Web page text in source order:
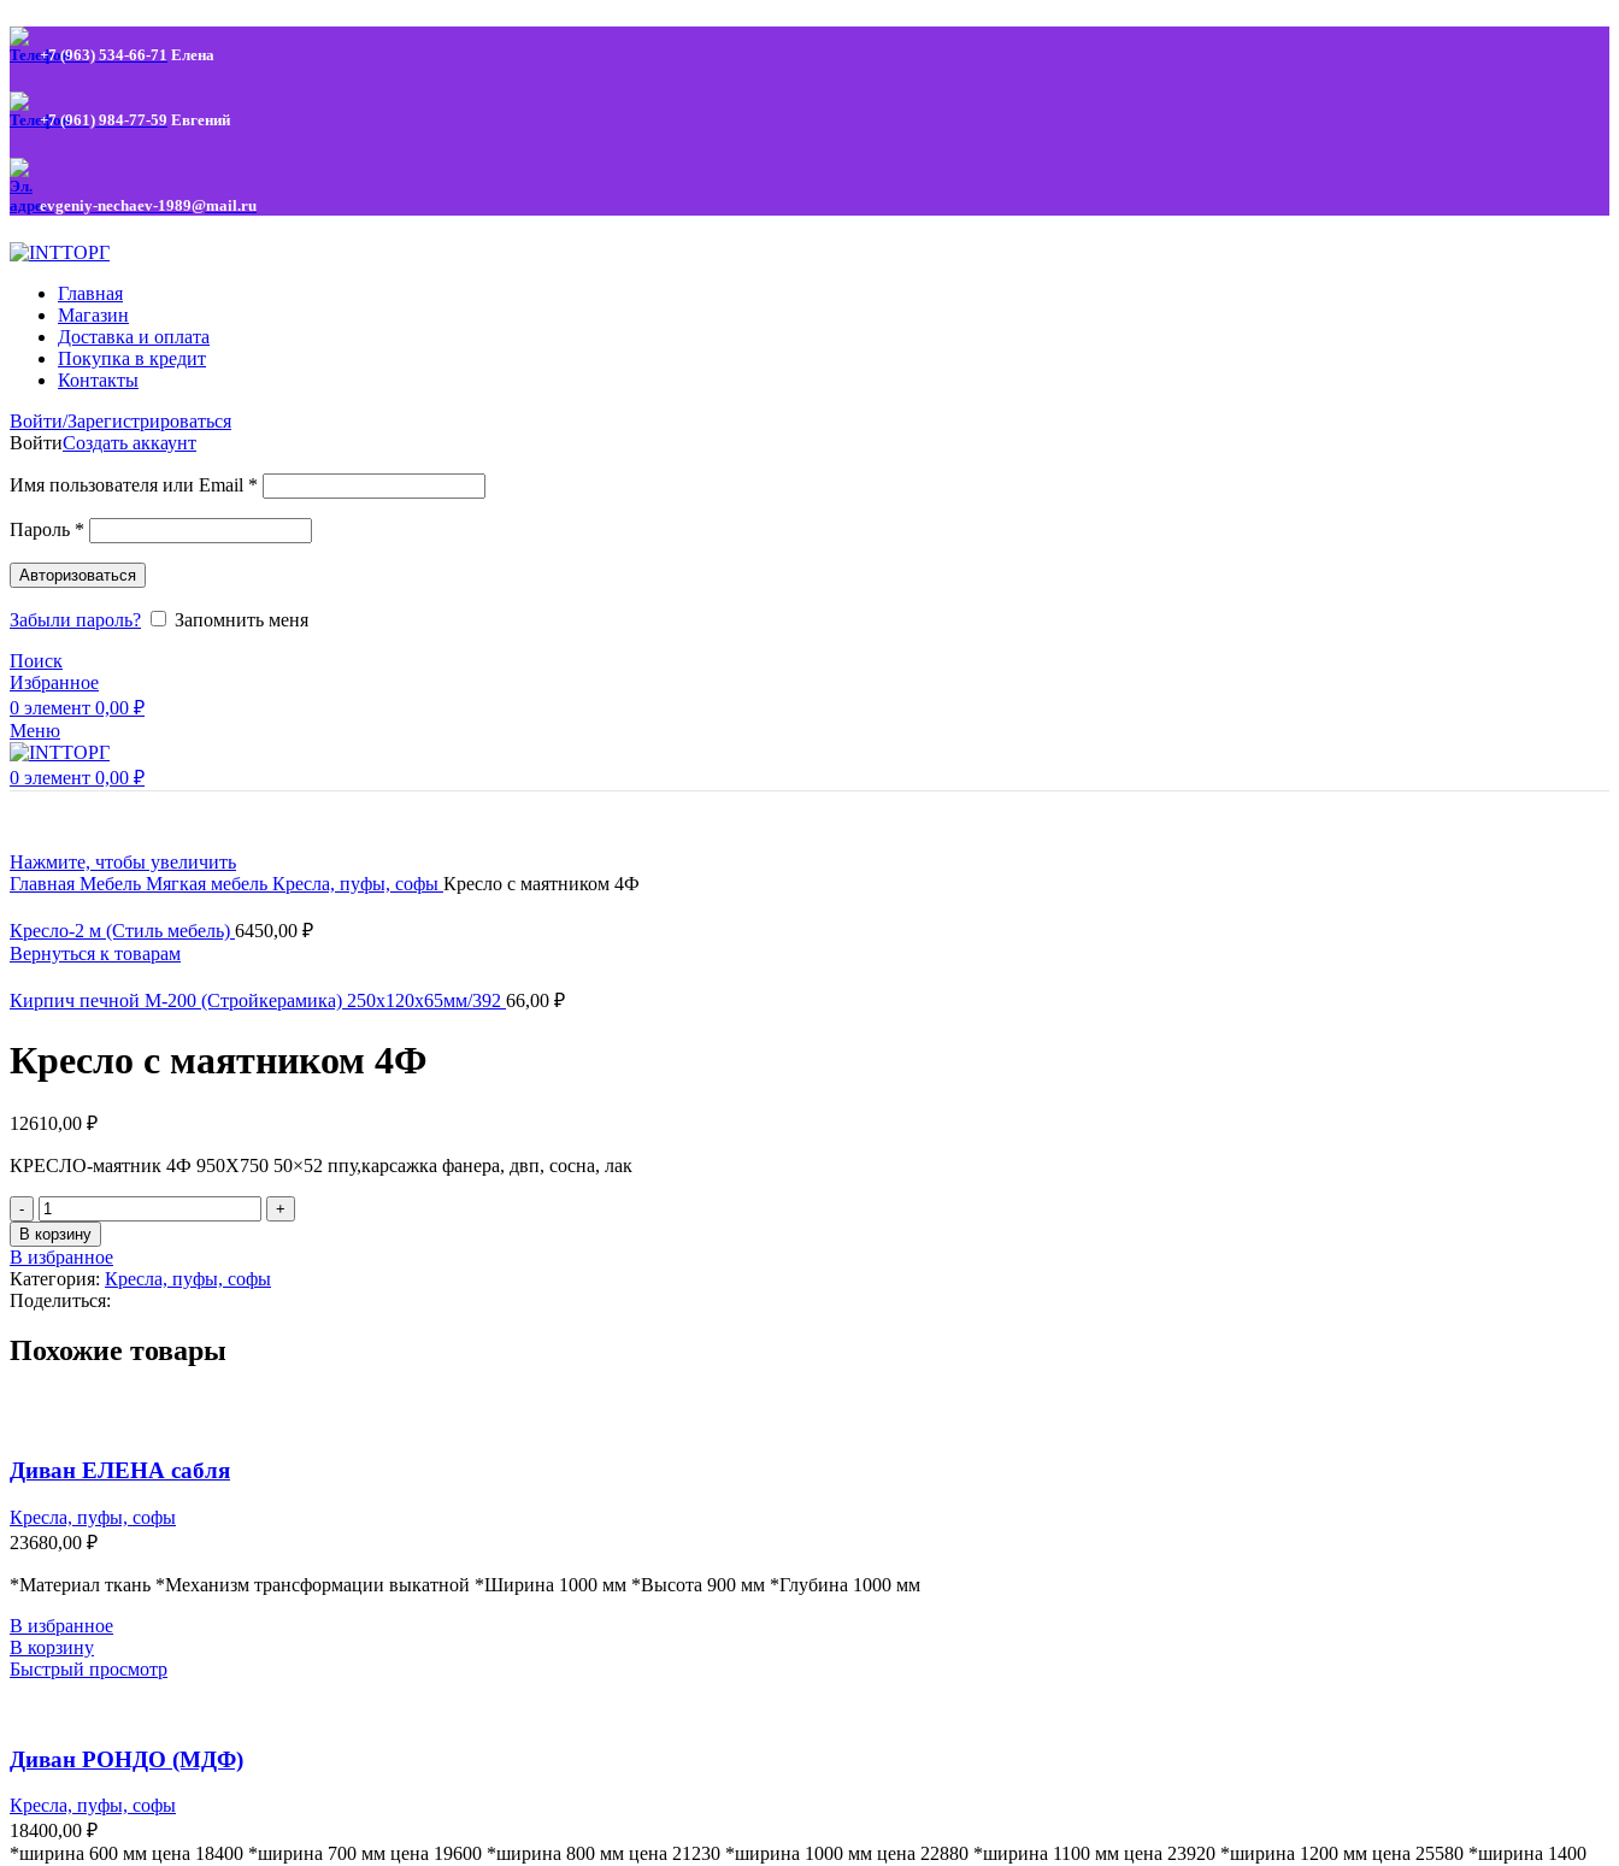
+7 (963) 534-66-71 Елена
+7 (961) 984-77-59 Евгений
evgeniy-nechaev-1989@mail.ru
Главная
Магазин
Доставка и оплата
Покупка в кредит
Контакты
Войти/Зарегистрироваться
ВойтиСоздать аккаунт
Имя пользователя или Email *
Пароль *
Авторизоваться
Забыли пароль?
Запомнить меня
Поиск
Избранное
0 элемент 0,00 ₽
Меню
0 элемент 0,00 ₽
Нажмите, чтобы увеличить
Главная Мебель Мягкая мебель Кресла, пуфы, софы Кресло с маятником 4Ф
Кресло-2 м (Стиль мебель) 6450,00 ₽
Вернуться к товарам
Кирпич печной М-200 (Стройкерамика) 250х120х65мм/392 66,00 ₽
Кресло с маятником 4Ф
12610,00 ₽
КРЕСЛО-маятник 4Ф 950X750 50×52 ппу,карсажка фанера, двп, сосна, лак
В корзину
В избранное
Категория: Кресла, пуфы, софы
Поделиться:
Похожие товары
Диван ЕЛЕНА сабля
Кресла, пуфы, софы
23680,00 ₽
*Материал ткань *Механизм трансформации выкатной *Ширина 1000 мм *Высота 900 мм *Глубина 1000 мм
В избранное
В корзину
Быстрый просмотр
Диван РОНДО (МДФ)
Кресла, пуфы, софы
18400,00 ₽
*ширина 600 мм цена 18400 *ширина 700 мм цена 19600 *ширина 800 мм цена 21230 *ширина 1000 мм цена 22880 *ширина 1100 мм цена 23920 *ширина 1200 мм цена 25580 *ширина 1400